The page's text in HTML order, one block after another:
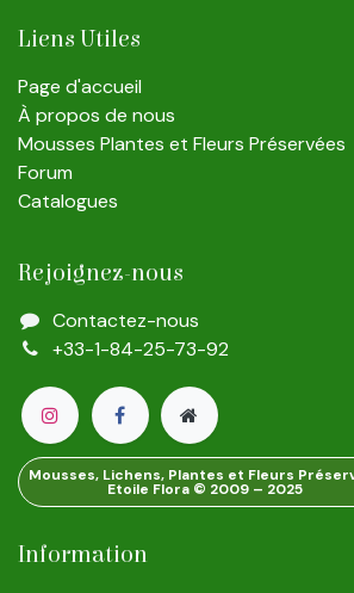
Liens Utiles
Page d'accueil
À propos de nous
Mousses Plantes et Fleurs Préservées
Forum
Catalogues
Rejoignez-nous
Contactez-nous
+33-1-84-25-73-92
Mousses, Lichens, Plantes et Fleurs
Etoile Flora © 2009 – 2025
Information